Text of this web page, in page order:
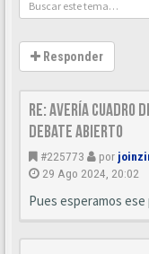
Responder
Re: AVERÍA CUADRO
DEBATE ABIERTO
#225773 por
29 Ago 2024, 20:02
Pues esperamos